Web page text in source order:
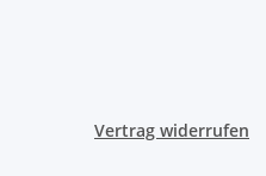
Vertrag widerrufen